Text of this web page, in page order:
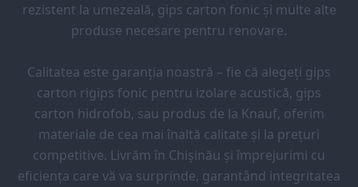
rezistent la umezeală, gips carton fonic și multe alte
produse necesare pentru renovare.
Calitatea este garanția noastră – fie că alegeți gips
carton rigips fonic pentru izolare acustică, gips
carton hidrofob, sau produs de la Knauf, oferim
materiale de cea mai înaltă calitate și la prețuri
competitive. Livrăm în Chișinău și împrejurimi cu
eficiența care vă va surprinde, garantând integritatea